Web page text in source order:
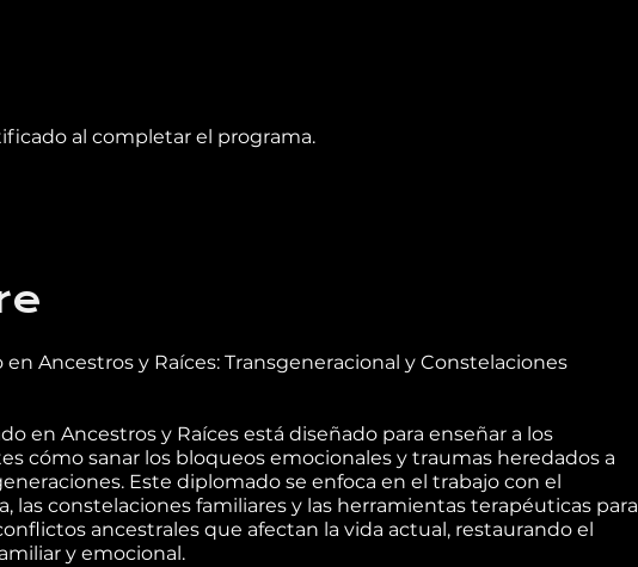
al completar el programa.
Ancestros y Raíces: Transgeneracional y Constelaciones
en Ancestros y Raíces está diseñado para enseñar a los
cómo sanar los bloqueos emocionales y traumas heredados a
Este diplomado se enfoca en el trabajo con el
las constelaciones familiares y las herramientas terapéuticas para
ancestrales que afectan la vida actual, restaurando el
y emocional.